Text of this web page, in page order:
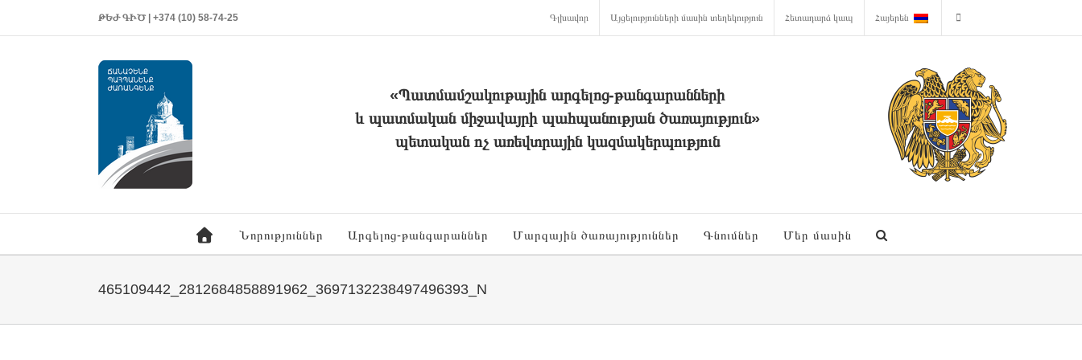
ԹԵԺ ԳԻԾ | +374 (10) 58-74-25 Գլխավոր Այցելությունների մասին տեղեկություն Հետադարձ կապ Հայերեն
«Պատմամշակութային արգելոց-թանգարանների
և պատմական միջավայրի պահպանության ծառայություն»
պետական ոչ առեվտրային կազմակերպություն
Նորություններ Արգելոց-թանգարաններ Մարզային ծառայություններ Գնումներ Մեր մասին
465109442_2812684858891962_3697132238497496393_N